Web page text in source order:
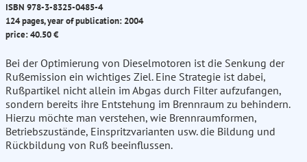
ISBN 978-3-8325-0485-4
124 pages, year of publication: 2004
price: 40.50 €
Bei der Optimierung von Dieselmotoren ist die Senkung der
Rußemission ein wichtiges Ziel. Eine Strategie ist dabei,
Rußpartikel nicht allein im Abgas durch Filter aufzufangen,
sondern bereits ihre Entstehung im Brennraum zu behindern.
Hierzu möchte man verstehen, wie Brennraumformen,
Betriebszustände, Einspritzvarianten usw. die Bildung und
Rückbildung von Ruß beeinflussen.